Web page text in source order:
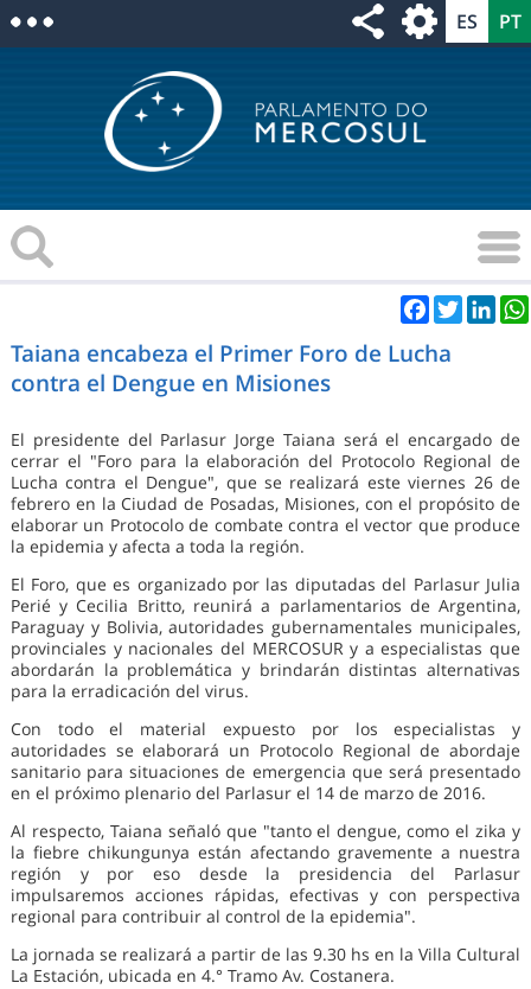
Facebook
Twitter
Taiana encabeza el Primer Foro de Lucha
contra el Dengue en Misiones
El presidente del Parlasur Jorge Taiana será el encargado de
cerrar el "Foro para la elaboración del Protocolo Regional de
Lucha contra el Dengue", que se realizará este viernes 26 de
febrero en la Ciudad de Posadas, Misiones, con el propósito de
elaborar un Protocolo de combate contra el vector que produce
la epidemia y afecta a toda la región.
El Foro, que es organizado por las diputadas del Parlasur Julia
Perié y Cecilia Britto, reunirá a parlamentarios de Argentina,
Paraguay y Bolivia, autoridades gubernamentales municipales,
provinciales y nacionales del MERCOSUR y a especialistas que
abordarán la problemática y brindarán distintas alternativas
para la erradicación del virus.
Con todo el material expuesto por los especialistas y
autoridades se elaborará un Protocolo Regional de abordaje
sanitario para situaciones de emergencia que será presentado
en el próximo plenario del Parlasur el 14 de marzo de 2016.
Al respecto, Taiana señaló que "tanto el dengue, como el zika y
la fiebre chikungunya están afectando gravemente a nuestra
región y por eso desde la presidencia del Parlasur
impulsaremos acciones rápidas, efectivas y con perspectiva
regional para contribuir al control de la epidemia".
La jornada se realizará a partir de las 9.30 hs en la Villa Cultural
La Estación, ubicada en 4.° Tramo Av. Costanera.